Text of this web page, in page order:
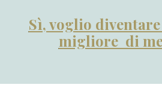
Sì, voglio
migliore di me